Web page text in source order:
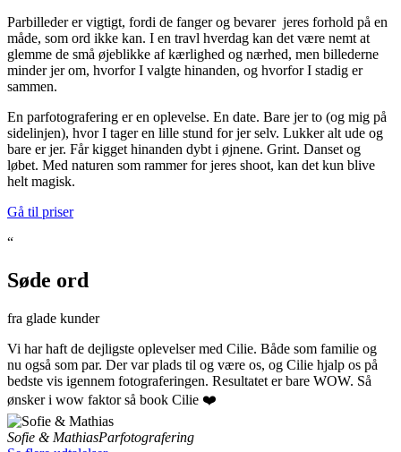
Parbilleder er vigtigt, fordi de fanger og bevarer jeres forhold på en
måde, som ord ikke kan. I en travl hverdag kan det være nemt at
glemme de små øjeblikke af kærlighed og nærhed, men billederne
minder jer om, hvorfor I valgte hinanden, og hvorfor I stadig er
sammen.
En parfotografering er en oplevelse. En date. Bare jer to (og mig på
sidelinjen), hvor I tager en lille stund for jer selv. Lukker alt ude og
bare er jer. Får kigget hinanden dybt i øjnene. Grint. Danset og
løbet. Med naturen som rammer for jeres shoot, kan det kun blive
helt magisk.
Gå til priser
“
Søde ord
fra glade kunder
Vi har haft de dejligste oplevelser med Cilie. Både som familie og
nu også som par. Der var plads til og være os, og Cilie hjalp os på
bedste vis igennem fotograferingen. Resultatet er bare WOW. Så
ønsker i wow faktor så book Cilie ❤️
Sofie & MathiasParfotografering